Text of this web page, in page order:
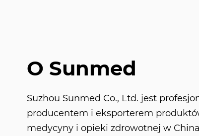
O Sunmed
Suzhou Sunmed Co., Ltd. jest
producentem i eksporterem
medycyny i opieki zdrowotnej w